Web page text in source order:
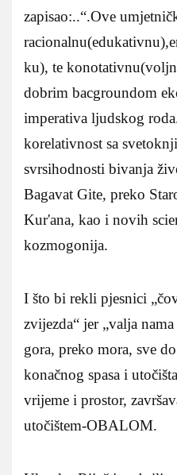
zapisao:..“.Ove
ku), te
dobrim bacgroundom
imperativa ljudskog
korelativnost sa
svrsihodnosti bivanja
Bagavat Gite, preko
Kur'ana, kao i novih
kozmogonija.
I što bi rekli pjesnici
zvijezda“ jer „valja
gora, preko mora, sve
konačnog spasa i
vrijeme i prostor,
utočištem-OBALOM.